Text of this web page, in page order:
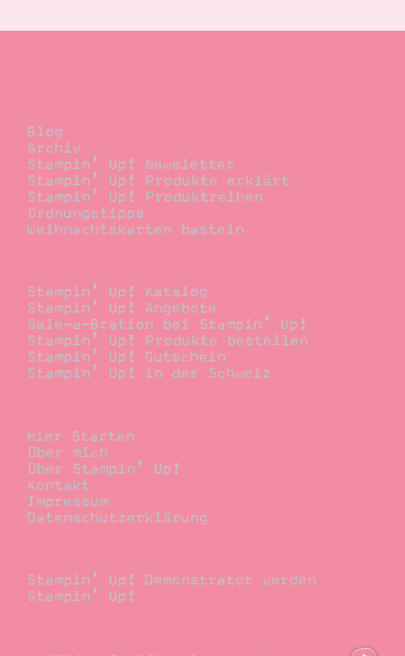
Blog
Archiv
Stampin’ Up! Newsletter
Stampin’ Up! Produkte erklärt
Stampin’ Up! Produktreihen
Ordnungstipps
Weihnachtskarten basteln
Stampin’ Up! Katalog
Stampin’ Up! Angebote
Sale-a-Bration bei Stampin’ Up!
Stampin’ Up! Produkte bestellen
Stampin’ Up! Gutschein
Stampin’ Up! in der Schweiz
Hier Starten
Über mich
Über Stampin’ Up!
Kontakt
Impressum
Datenschutzerklärung
Stampin’ Up! Demonstrator werden
Stampin’ Up!